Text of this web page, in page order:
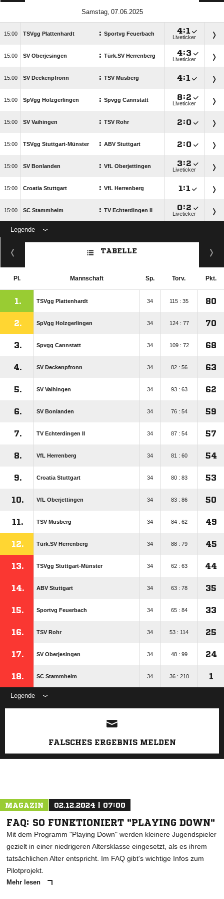
 
 TSVgg Plattenhardt : Sportvg Feuerbach :
Liveticker
 SV Oberjesingen : Türk.SV Herrenberg :
Liveticker
 SV Deckenpfronn : TSV Musberg :
 SpVgg Holzgerlingen : Spvgg Cannstatt :
Liveticker
 SV Vaihingen : TSV Rohr :
 TSVgg Stuttgart-Münster : ABV Stuttgart :
 SV Bonlanden : VfL Oberjettingen :
Liveticker
 Croatia Stuttgart : VfL Herrenberg  :
 SC Stammheim : TV Echterdingen II :
Liveticker
Legende
ANZEIGE
TABELLE
Pl. Mannschaft Sp. Torv. Pkt.
1. TSVgg Plattenhardt 34 115 : 35 80
2. SpVgg Holzgerlingen 34 124 : 77 70
3. Spvgg Cannstatt 34 109 : 72 68
4. SV Deckenpfronn 34 82 : 56 63
5. SV Vaihingen 34 93 : 63 62
6. SV Bonlanden 34 76 : 54 59
7. TV Echterdingen II 34 87 : 54 57
8. VfL Herrenberg 34 81 : 60 54
9. Croatia Stuttgart 34 80 : 83 53
10. VfL Oberjettingen 34 83 : 86 50
11. TSV Musberg 34 84 : 62 49
12. Türk.SV Herrenberg 34 88 : 79 45
13. TSVgg Stuttgart-Münster 34 62 : 63 44
14. ABV Stuttgart 34 63 : 78 35
15. Sportvg Feuerbach 34 65 : 84 33
16. TSV Rohr 34 53 : 114 25
17. SV Oberjesingen 34 48 : 99 24
18. SC Stammheim 34 36 : 210 1
Legende
ANZEIGE
FALSCHES ERGEBNIS MELDEN
MAGAZIN 02.12.2024 | 07:00
FAQ: SO FUNKTIONIERT "PLAYING DOWN"
Mit dem Programm "Playing Down" werden kleinere Jugendspieler
gezielt in einer niedrigeren Altersklasse eingesetzt, als es ihrem
tatsächlichen Alter entspricht. Im FAQ gibt's wichtige Infos zum
Pilotprojekt.
Mehr lesen